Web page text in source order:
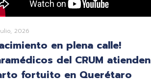
2026
en plena calle!
del CRUM atienden
fortuito en Querétaro